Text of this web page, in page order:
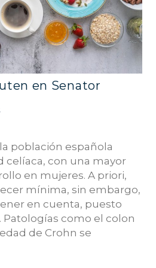
en Senator
población española
celíaca, con una mayor
en mujeres. A priori,
mínima, sin embargo,
en cuenta, puesto
como el colon
de Crohn se